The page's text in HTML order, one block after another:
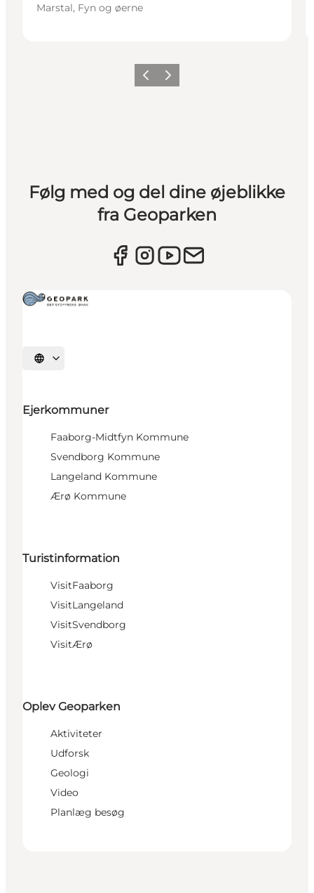
Marstal, Fyn og øerne
ForrigeNæste
Følg med og del dine øjeblikke
fra Geoparken
Vælg sprog
Ejerkommuner
Faaborg-Midtfyn Kommune
Svendborg Kommune
Langeland Kommune
Ærø Kommune
Turistinformation
VisitFaaborg
VisitLangeland
VisitSvendborg
VisitÆrø
Oplev Geoparken
Aktiviteter
Udforsk
Geologi
Video
Planlæg besøg